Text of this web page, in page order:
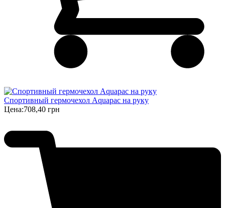
Спортивный гермочехол Aquapac на руку
Цена:708,40 грн